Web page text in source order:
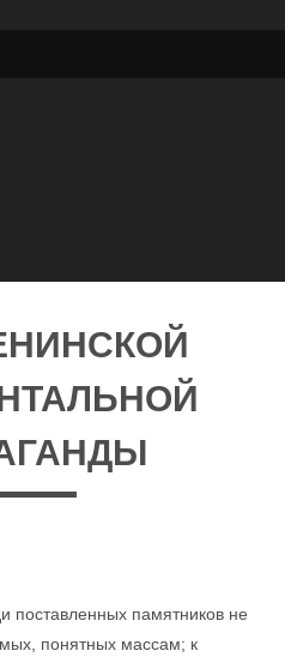
поставленных памятников не
понятных массам; к